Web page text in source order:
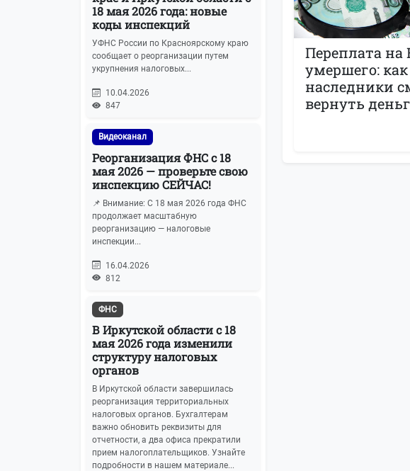
18 мая 2026 года: новые
коды инспекций
УФНС России по Красноярскому краю
сообщает о реорганизации путем
укрупнения налоговых...
10.04.2026
847
Видеоканал
Реорганизация ФНС с 18
мая 2026 — проверьте свою
инспекцию СЕЙЧАС!
📌 Внимание: С 18 мая 2026 года ФНС
продолжает масштабную
реорганизацию — налоговые
инспекции...
16.04.2026
812
ФНС
В Иркутской области с 18
мая 2026 года изменили
структуру налоговых
органов
В Иркутской области завершилась
реорганизация территориальных
налоговых органов. Бухгалтерам
важно обновить реквизиты для
отчетности, а два офиса прекратили
прием налогоплательщиков. Узнайте
подробности в нашем материале...
Переплата на
умершего: как
наследники
вернуть